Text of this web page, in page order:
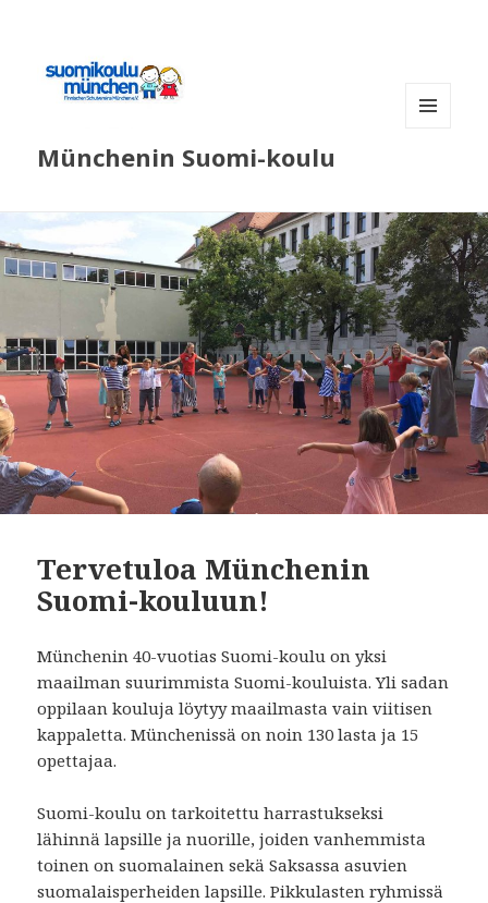
Münchenin Suomi-koulu
Tervetuloa Münchenin
Suomi-kouluun!
Münchenin 40-vuotias Suomi-koulu on yksi
maailman suurimmista Suomi-kouluista. Yli sadan
oppilaan kouluja löytyy maailmasta vain viitisen
kappaletta. Münchenissä on noin 130 lasta ja 15
opettajaa.
Suomi-koulu on tarkoitettu harrastukseksi
lähinnä lapsille ja nuorille, joiden vanhemmista
toinen on suomalainen sekä Saksassa asuvien
suomalaisperheiden lapsille. Pikkulasten ryhmissä